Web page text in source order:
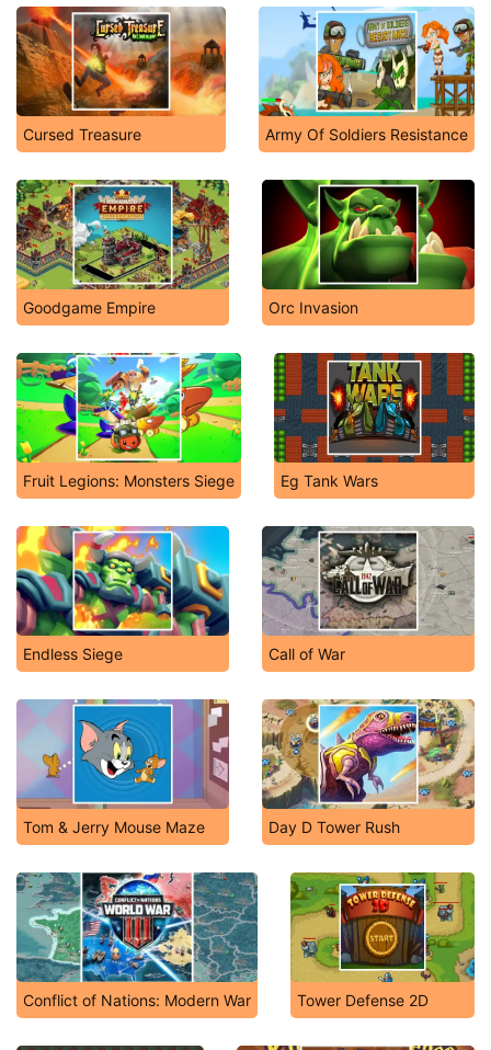
Cursed Treasure Army Of Soldiers Resistance
Goodgame Empire Orc Invasion
Fruit Legions: Monsters Siege Eg Tank Wars
Endless Siege Call of War
Tom & Jerry Mouse Maze Day D Tower Rush
Conflict of Nations: Modern War Tower Defense 2D